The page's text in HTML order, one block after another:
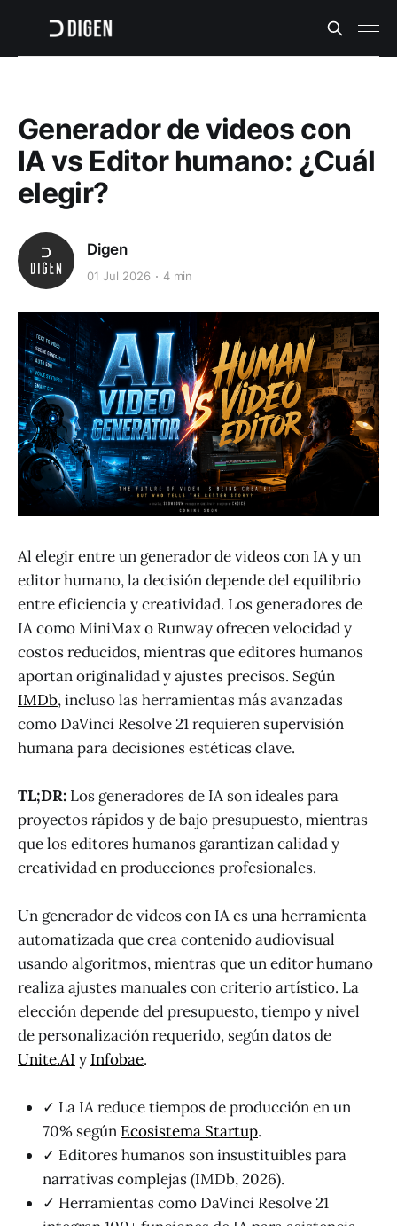
Generador de videos con
IA vs Editor humano: ¿Cuál
elegir?
Digen
01 Jul 2026 4 min
Al elegir entre un generador de videos con IA y un
editor humano, la decisión depende del equilibrio
entre eficiencia y creatividad. Los generadores de
IA como MiniMax o Runway ofrecen velocidad y
costos reducidos, mientras que editores humanos
aportan originalidad y ajustes precisos. Según
IMDb, incluso las herramientas más avanzadas
como DaVinci Resolve 21 requieren supervisión
humana para decisiones estéticas clave.
TL;DR: Los generadores de IA son ideales para
proyectos rápidos y de bajo presupuesto, mientras
que los editores humanos garantizan calidad y
creatividad en producciones profesionales.
Un generador de videos con IA es una herramienta
automatizada que crea contenido audiovisual
usando algoritmos, mientras que un editor humano
realiza ajustes manuales con criterio artístico. La
elección depende del presupuesto, tiempo y nivel
de personalización requerido, según datos de
Unite.AI y Infobae.
✓ La IA reduce tiempos de producción en un
70% según Ecosistema Startup.
✓ Editores humanos son insustituibles para
narrativas complejas (IMDb, 2026).
✓ Herramientas como DaVinci Resolve 21